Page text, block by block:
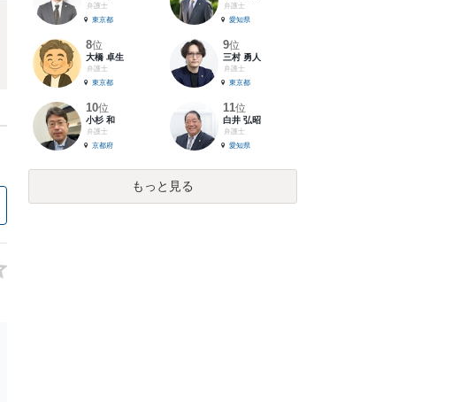
弁護士
東京都
弁護士
愛知県
8位
大橋 卓生
弁護士
東京都
9位
三村 勇人
弁護士
東京都
10位
小杉 和
弁護士
京都府
11位
白井 弘昭
弁護士
愛知県
もっと見る